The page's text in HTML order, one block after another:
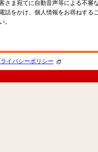
さま宛てに自動音声等による不審
話をかけ、個人情報をお尋ねする
。
イバシーポリシー